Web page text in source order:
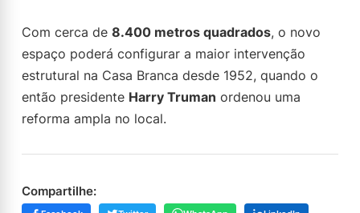
Com cerca de 8.400 metros quadrados, o novo
espaço poderá configurar a maior intervenção
estrutural na Casa Branca desde 1952, quando o
então presidente Harry Truman ordenou uma
reforma ampla no local.
Compartilhe: